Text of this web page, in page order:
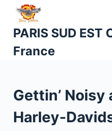
u
c
o
PARIS SUD EST
France
Gettin’ Noisy
Harley-